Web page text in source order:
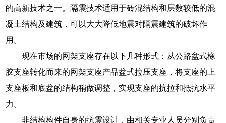
的高新技术之一。隔震技术适用于砖混结构和层数较低的混
凝土结构及建筑，可以大大降低地震对隔震建筑的破坏作
用。
现在市场的网架支座存在以下几种形式：从公路盆式橡
胶支座转化而来的网架支座产品盆式拉压支座，将支座的上
支座板和底盆的结构稍做调整，实现支座的抗拉和抵抗水平
力。
非结构构件自身的抗震设计，由相关专业人员分别负责